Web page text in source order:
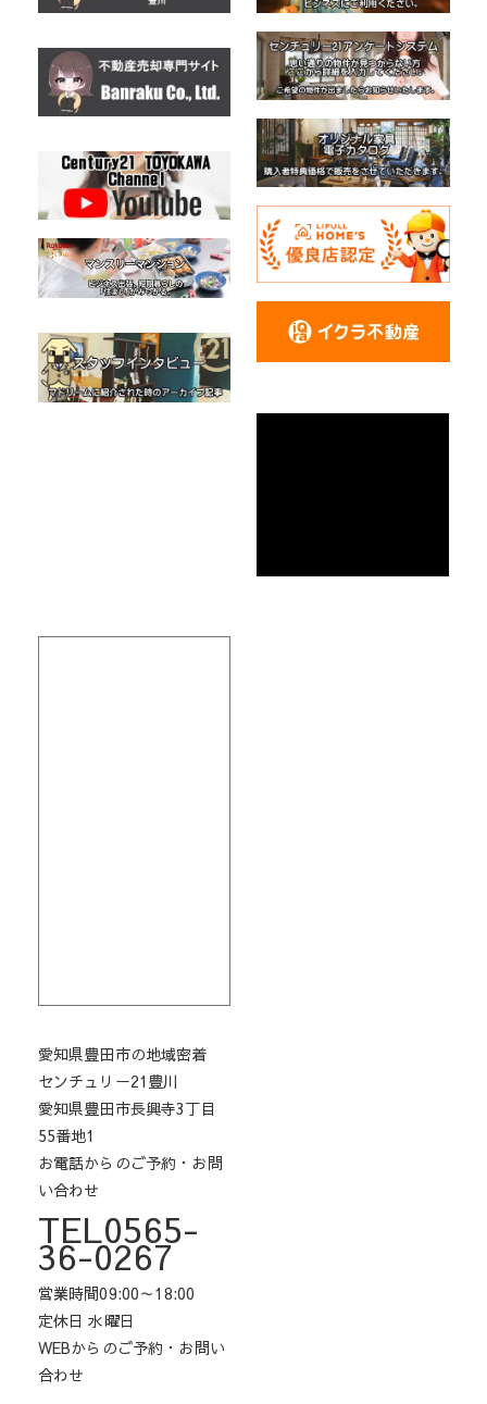
愛知県豊田市の地域密着
センチュリー21豊川
愛知県豊田市長興寺3丁目
55番地1
お電話からのご予約・お問
い合わせ
TEL0565-
36-0267
営業時間09:00～18:00
定休日 水曜日
WEBからのご予約・お問い
合わせ